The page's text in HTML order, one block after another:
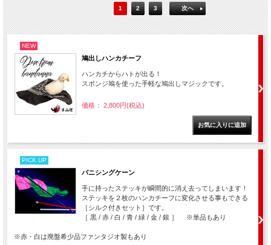
1 2 3 次へ
NEW
鳩出しハンカチーフ
ハンカチからハトが出る！
スポンジ鳩を使った手軽な鳩出しマジックです。
価格： 2,800円(税込)
PICK UP
バニシングケーン
手に持ったステッキが瞬間的に消え去ってしまいます！
ステッキを２枚のハンカチーフに変化させる事もできる
［シルク付きセット］です。
［ 黒 / 赤 / 白 / 青 / 緑 / 金 / 銀 ］ ※単品もあり
※赤・白は廃盤希少品ファンタジオ製もあり